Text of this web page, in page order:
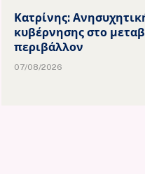
Κατρίνης:
κυβέρνησης στο
περιβάλλον
07/08/2026